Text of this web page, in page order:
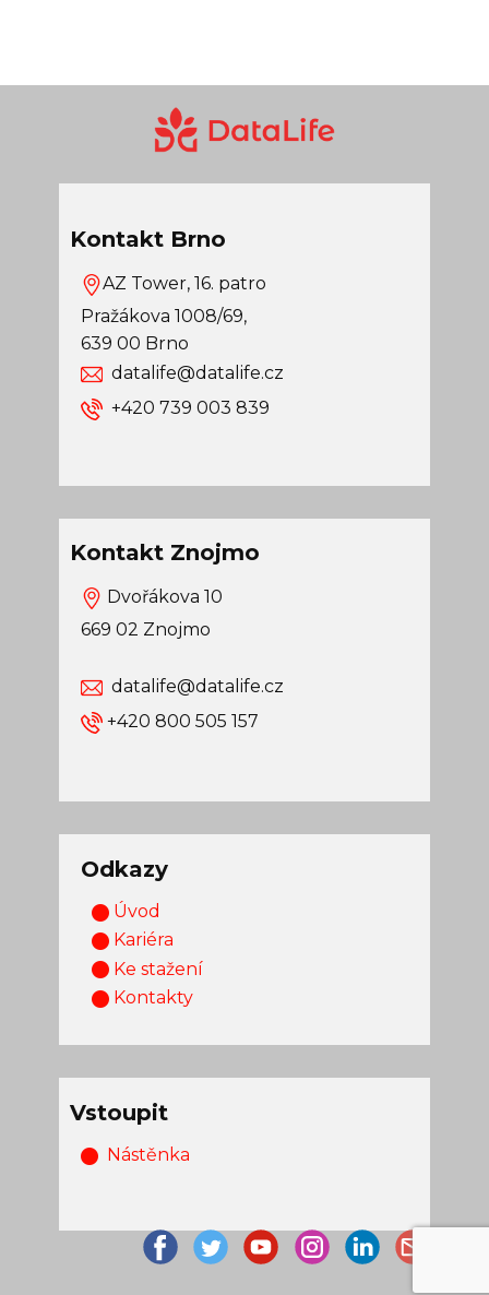
Kontakt Brno
AZ Tower, 16. patro
Pražákova 1008/69,
639 00 Brno
datalife@datalife.cz
​+420 739 003 839
Kontakt Znojmo
Dvořákova 10
669 02 Znojmo
datalife@datalife.cz
+420 800 505 157
Odkazy
Úvod
Kariéra
Ke stažení
Kontakty
Vstoupit
Nástěnka